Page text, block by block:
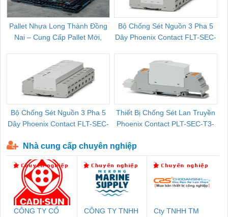
Pallet Nhựa Long Thành Đồng
Nai – Cung Cấp Pallet Mới,
Bộ Chống Sét Nguồn 3 Pha 5
Dây Phoenix Contact FLT-SEC-
Bộ Chống Sét Nguồn 3 Pha 5
Dây Phoenix Contact FLT-SEC-
Thiết Bị Chống Sét Lan Truyền
Phoenix Contact PLT-SEC-T3-
Nhà cung cấp chuyên nghiệp
CÔNG TY CỔ
CÔNG TY TNHH
Cty TNHH TM